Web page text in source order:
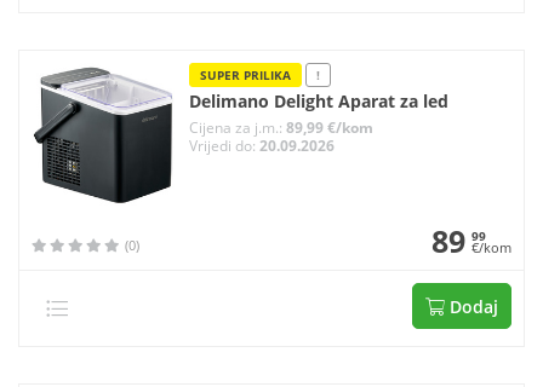
SUPER PRILIKA !
Delimano Delight Aparat za led
Cijena za j.m.: 89,99 €/kom
Vrijedi do: 20.09.2026
(0) 89 99
€/kom
Dodaj